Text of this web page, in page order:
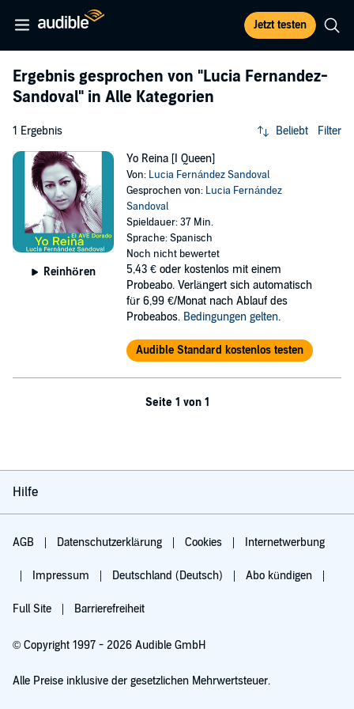
Jetzt testen
Ergebnis gesprochen von "Lucia Fernandez-
Sandoval" in Alle Kategorien
1 Ergebnis Beliebt Filter
Reinhören
Yo Reina [I Queen]
Von: Lucia Fernández Sandoval
Gesprochen von: Lucia Fernández
Sandoval
Spieldauer: 37 Min.
Sprache: Spanisch
Noch nicht bewertet
5,43 € oder kostenlos mit einem
Probeabo. Verlängert sich automatisch
für 6,99 €/Monat nach Ablauf des
Probeabos. Bedingungen gelten.
Audible Standard kostenlos testen
Seite 1 von 1
Hilfe
AGB Datenschutzerklärung Cookies Internetwerbung
Impressum Deutschland (Deutsch) Abo kündigen
Full Site Barrierefreiheit
© Copyright 1997 - 2026 Audible GmbH
Alle Preise inklusive der gesetzlichen Mehrwertsteuer.